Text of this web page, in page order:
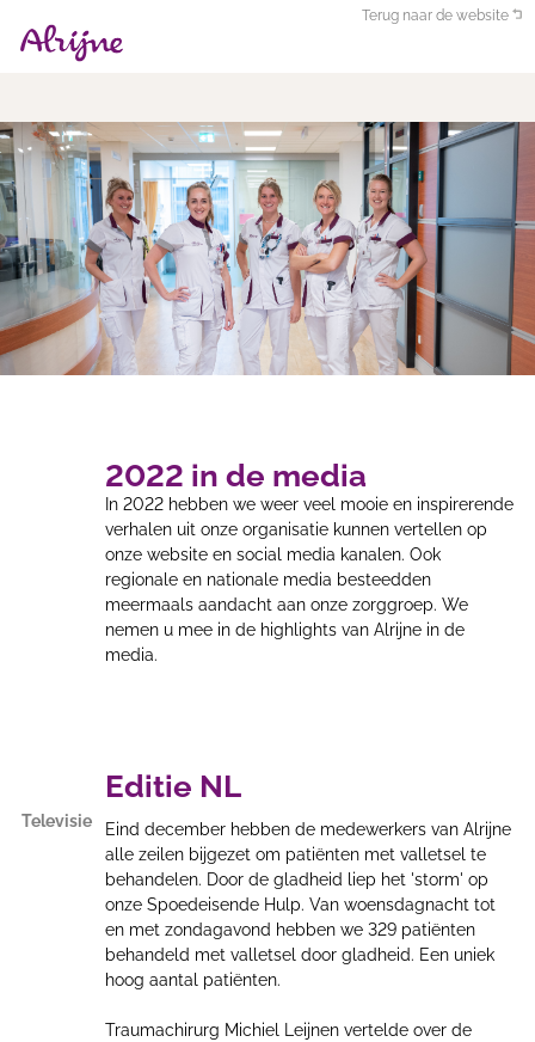
Terug naar de website
2022 in de media
In 2022 hebben we weer veel mooie en inspirerende
verhalen uit onze organisatie kunnen vertellen op
onze website en social media kanalen. Ook
regionale en nationale media besteedden
meermaals aandacht aan onze zorggroep. We
nemen u mee in de highlights van Alrijne in de
media.
Televisie
Editie NL
Eind december hebben de medewerkers van Alrijne
alle zeilen bijgezet om patiënten met valletsel te
behandelen. Door de gladheid liep het 'storm' op
onze Spoedeisende Hulp. Van woensdagnacht tot
en met zondagavond hebben we 329 patiënten
behandeld met valletsel door gladheid. Een uniek
hoog aantal patiënten.
Traumachirurg Michiel Leijnen vertelde over de